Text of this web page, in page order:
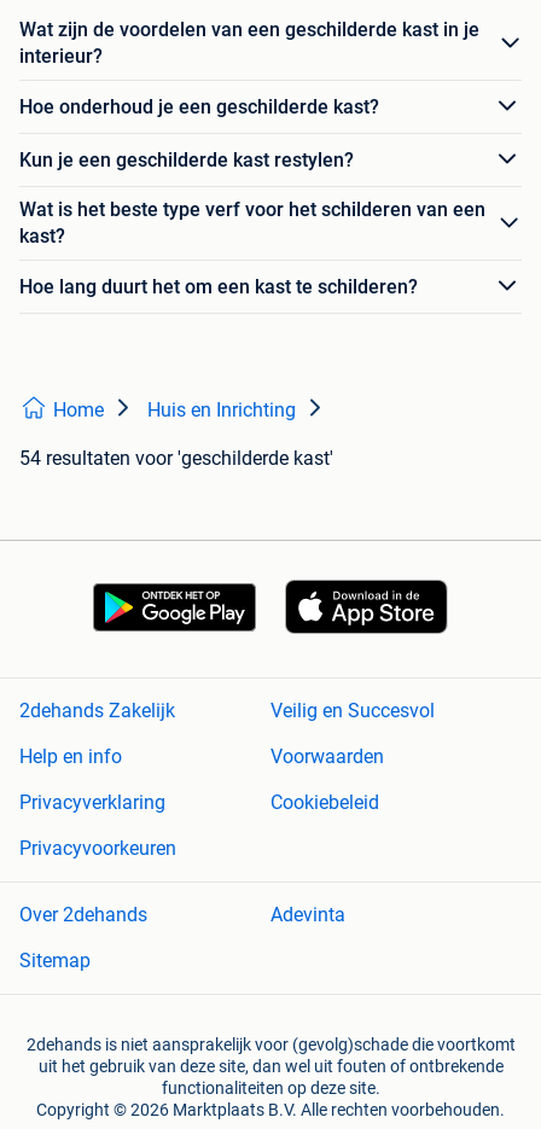
Wat zijn de voordelen van een geschilderde kast in je
interieur?
Hoe onderhoud je een geschilderde kast?
Kun je een geschilderde kast restylen?
Wat is het beste type verf voor het schilderen van een
kast?
Hoe lang duurt het om een kast te schilderen?
Home Huis en Inrichting
54 resultaten voor 'geschilderde kast'
2dehands Zakelijk
Veilig en Succesvol
Help en info
Voorwaarden
Privacyverklaring
Cookiebeleid
Privacyvoorkeuren
Over 2dehands
Adevinta
Sitemap
2dehands is niet aansprakelijk voor (gevolg)schade die voortkomt
uit het gebruik van deze site, dan wel uit fouten of ontbrekende
functionaliteiten op deze site.
Copyright © 2026 Marktplaats B.V. Alle rechten voorbehouden.